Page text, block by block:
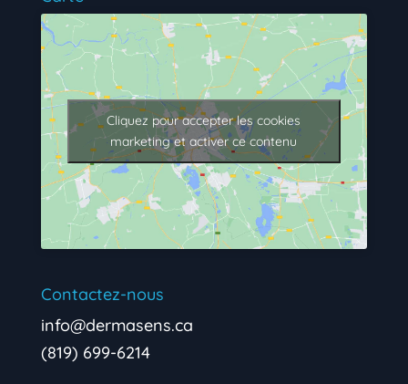
Cliquez pour accepter les cookies
marketing et activer ce contenu
Contactez-nous
info@dermasens.ca
(819) 699-6214